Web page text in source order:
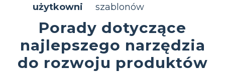
użytkowni
szablonów
Porady dotyczące
najlepszego narzędzia
do rozwoju produktów